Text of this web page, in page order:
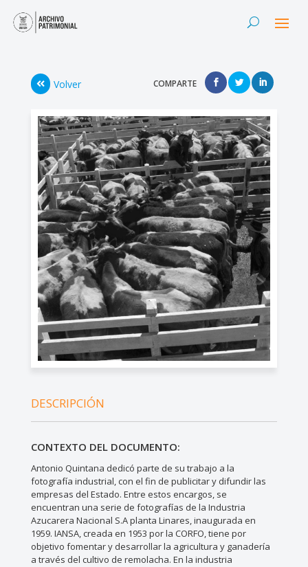
Volver COMPARTE
DESCRIPCIÓN
CONTEXTO DEL DOCUMENTO:
Antonio Quintana dedicó parte de su trabajo a la
fotografía industrial, con el fin de publicitar y difundir las
empresas del Estado. Entre estos encargos, se
encuentran una serie de fotografías de la Industria
Azucarera Nacional S.A planta Linares, inaugurada en
1959. IANSA, creada en 1953 por la CORFO, tiene por
objetivo fomentar y desarrollar la agricultura y ganadería
a través del cultivo de remolacha. En la industria